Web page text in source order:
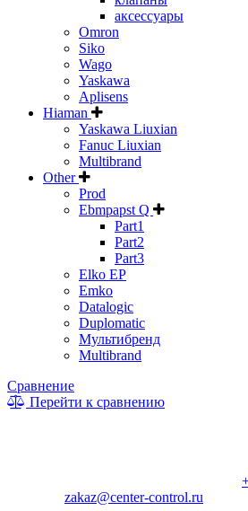
аксессуары
Omron
Siko
Wago
Yaskawa
Aplisens
Hiaman
Yaskawa Liuxian
Fanuc Liuxian
Multibrand
Other
Prod
Ebmpapst Q
Part1
Part2
Part3
Elko EP
Emko
Datalogic
Duplomatic
Мультибренд
Multibrand
Сравнение
Перейти к сравнению
* Информация на сайте не является
производителем в одностороннем
zakaz@center-control.ru